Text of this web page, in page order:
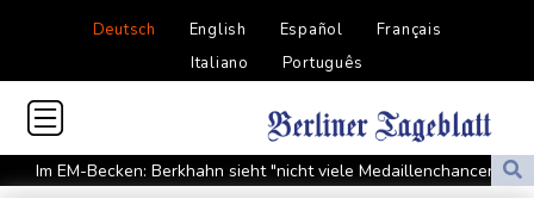
Deutsch English Español
Français
Italiano
Português
Im EM-Becken: Berkhahn sieht "nicht viele Medaillenchancen"